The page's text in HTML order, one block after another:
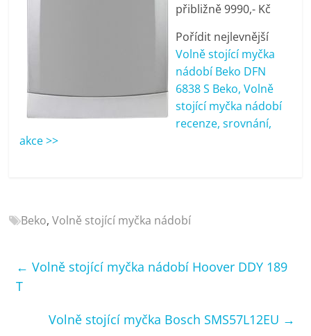
recenze,
televize,
notebooky,
přibližně 9990,- Kč
Pořídit nejlevnější
Volně stojící myčka
nádobí Beko DFN
6838 S Beko, Volně
stojící myčka nádobí
recenze, srovnání,
akce >>
Beko,Volně stojící myčka nádobí
← Volně stojící myčka nádobí Hoover DDY 189
T
Volně stojící myčka Bosch SMS57L12EU →